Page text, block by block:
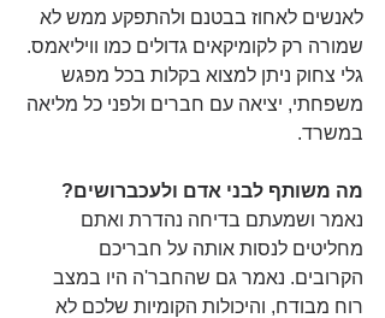
לאנשים לאחוז בבטנם ולהתפקע ממש לא
שמורה רק לקומיקאים גדולים כמו וויליאמס.
גלי צחוק ניתן למצוא בקלות בכל מפגש
משפחתי, יציאה עם חברים ולפני כל מליאה
במשרד.
מה משותף לבני אדם ולעכברושים?
נאמר ושמעתם בדיחה נהדרת ואתם
מחליטים לנסות אותה על חבריכם
הקרובים. נאמר גם שהחבר'ה היו במצב
רוח מבודח, והיכולות הקומיות שלכם לא